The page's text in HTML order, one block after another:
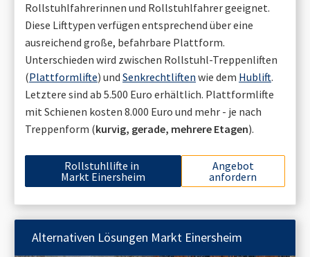
Rollstuhlfahrerinnen und Rollstuhlfahrer geeignet.
Diese Lifttypen verfügen entsprechend über eine
ausreichend große, befahrbare Plattform.
Unterschieden wird zwischen Rollstuhl-Treppenliften
(Plattformlifte) und Senkrechtliften wie dem Hublift.
Letztere sind ab 5.500 Euro erhältlich. Plattformlifte
mit Schienen kosten 8.000 Euro und mehr - je nach
Treppenform (kurvig, gerade, mehrere Etagen).
Rollstuhllifte in
Markt Einersheim
Angebot
anfordern
Alternativen Lösungen Markt Einersheim